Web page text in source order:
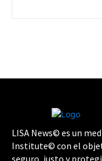
LISA News© es un
Institute© con el